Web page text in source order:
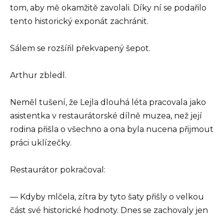
tom, aby mě okamžitě zavolali. Díky ní se podařilo
tento historický exponát zachránit.
Sálem se rozšířil překvapený šepot.
Arthur zbledl.
Neměl tušení, že Lejla dlouhá léta pracovala jako
asistentka v restaurátorské dílně muzea, než její
rodina přišla o všechno a ona byla nucena přijmout
práci uklízečky.
Restaurátor pokračoval:
— Kdyby mlčela, zítra by tyto šaty přišly o velkou
část své historické hodnoty. Dnes se zachovaly jen